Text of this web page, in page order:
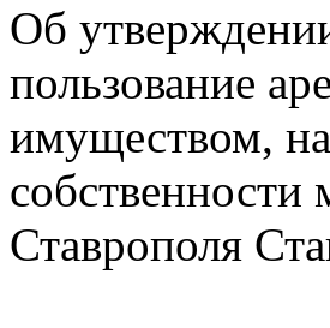
Об
пользование
имуществом,
собственности
Ставрополя